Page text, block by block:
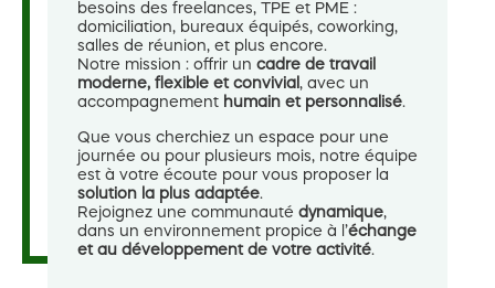
besoins des freelances, TPE et PME :
domiciliation, bureaux équipés, coworking,
salles de réunion, et plus encore.
Notre mission : offrir un cadre de travail
moderne, flexible et convivial , avec un
accompagnement humain et personnalisé.
Que vous cherchiez un espace pour une
journée ou pour plusieurs mois, notre équipe
est à votre écoute pour vous proposer la
solution la plus adaptée.
Rejoignez une communauté dynamique,
dans un environnement propice à l’échange
et au développement de votre activité.